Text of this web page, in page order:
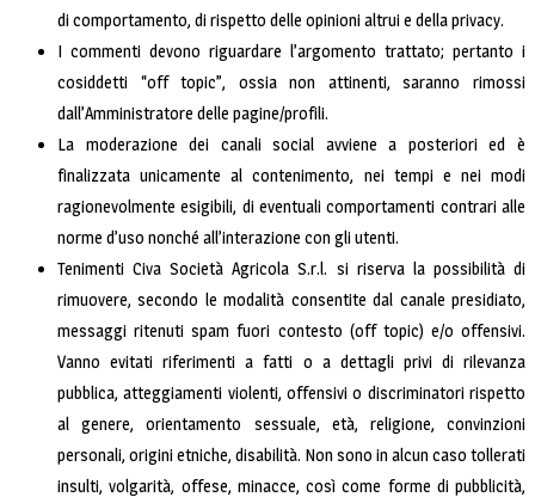
di comportamento, di rispetto delle opinioni altrui e della privacy.
I commenti devono riguardare l’argomento trattato; pertanto i
cosiddetti “off topic”, ossia non attinenti, saranno rimossi
dall’Amministratore delle pagine/profili.
La moderazione dei canali social avviene a posteriori ed è
finalizzata unicamente al contenimento, nei tempi e nei modi
ragionevolmente esigibili, di eventuali comportamenti contrari alle
norme d’uso nonché all’interazione con gli utenti.
Tenimenti Civa Società Agricola S.r.l. si riserva la possibilità di
rimuovere, secondo le modalità consentite dal canale presidiato,
messaggi ritenuti spam fuori contesto (off topic) e/o offensivi.
Vanno evitati riferimenti a fatti o a dettagli privi di rilevanza
pubblica, atteggiamenti violenti, offensivi o discriminatori rispetto
al genere, orientamento sessuale, età, religione, convinzioni
personali, origini etniche, disabilità. Non sono in alcun caso tollerati
insulti, volgarità, offese, minacce, così come forme di pubblicità,